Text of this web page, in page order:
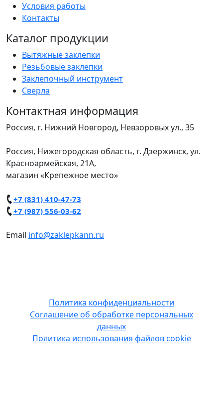
Условия работы
Контакты
Каталог продукции
Вытяжные заклепки
Резьбовые заклепки
Заклепочный инструмент
Сверла
Контактная информация
Россия, г. Нижний Новгород, Невзоровых ул., 35
Россия, Нижегородская область, г. Дзержинск, ул.
Красноармейская, 21А,
магазин «Крепежное место»
+7 (831) 410-47-73
+7 (987) 556-03-62
Email info@zaklepkann.ru
Политика конфиденциальности
Соглашение об обработке персональных
данных
Политика использования файлов cookie